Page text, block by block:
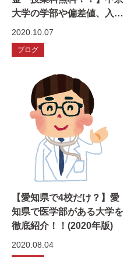
大学の学部や偏差値、入試
制度について徹底分析！
2020.10.07
ブログ
【愛知県で4校だけ？】愛
知県で医学部がある大学を
徹底紹介！！(2020年版)
2020.08.04